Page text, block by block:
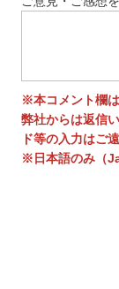
※本コメント欄
弊社からは返信
ド等の入力はご
※日本語のみ（